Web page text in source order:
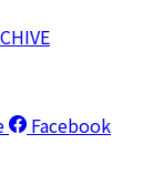
Facebook